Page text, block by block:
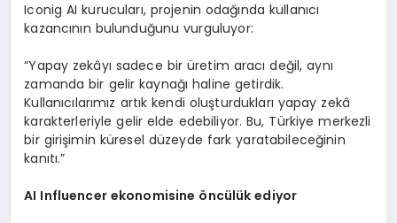
Iconig AI kurucuları, projenin odağında kullanıcı
kazancının bulunduğunu vurguluyor:
“Yapay zekâyı sadece bir üretim aracı değil, aynı
zamanda bir gelir kaynağı haline getirdik.
Kullanıcılarımız artık kendi oluşturdukları yapay zekâ
karakterleriyle gelir elde edebiliyor. Bu, Türkiye merkezli
bir girişimin küresel düzeyde fark yaratabileceğinin
kanıtı.”
AI Influencer ekonomisine öncülük ediyor